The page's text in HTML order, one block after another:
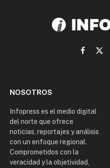
Facebook
X
NOSOTROS
Infopress es el medio digital
del norte que ofrece
noticias, reportajes y análisis
con un enfoque regional.
Comprometidos con la
veracidad y la objetividad,